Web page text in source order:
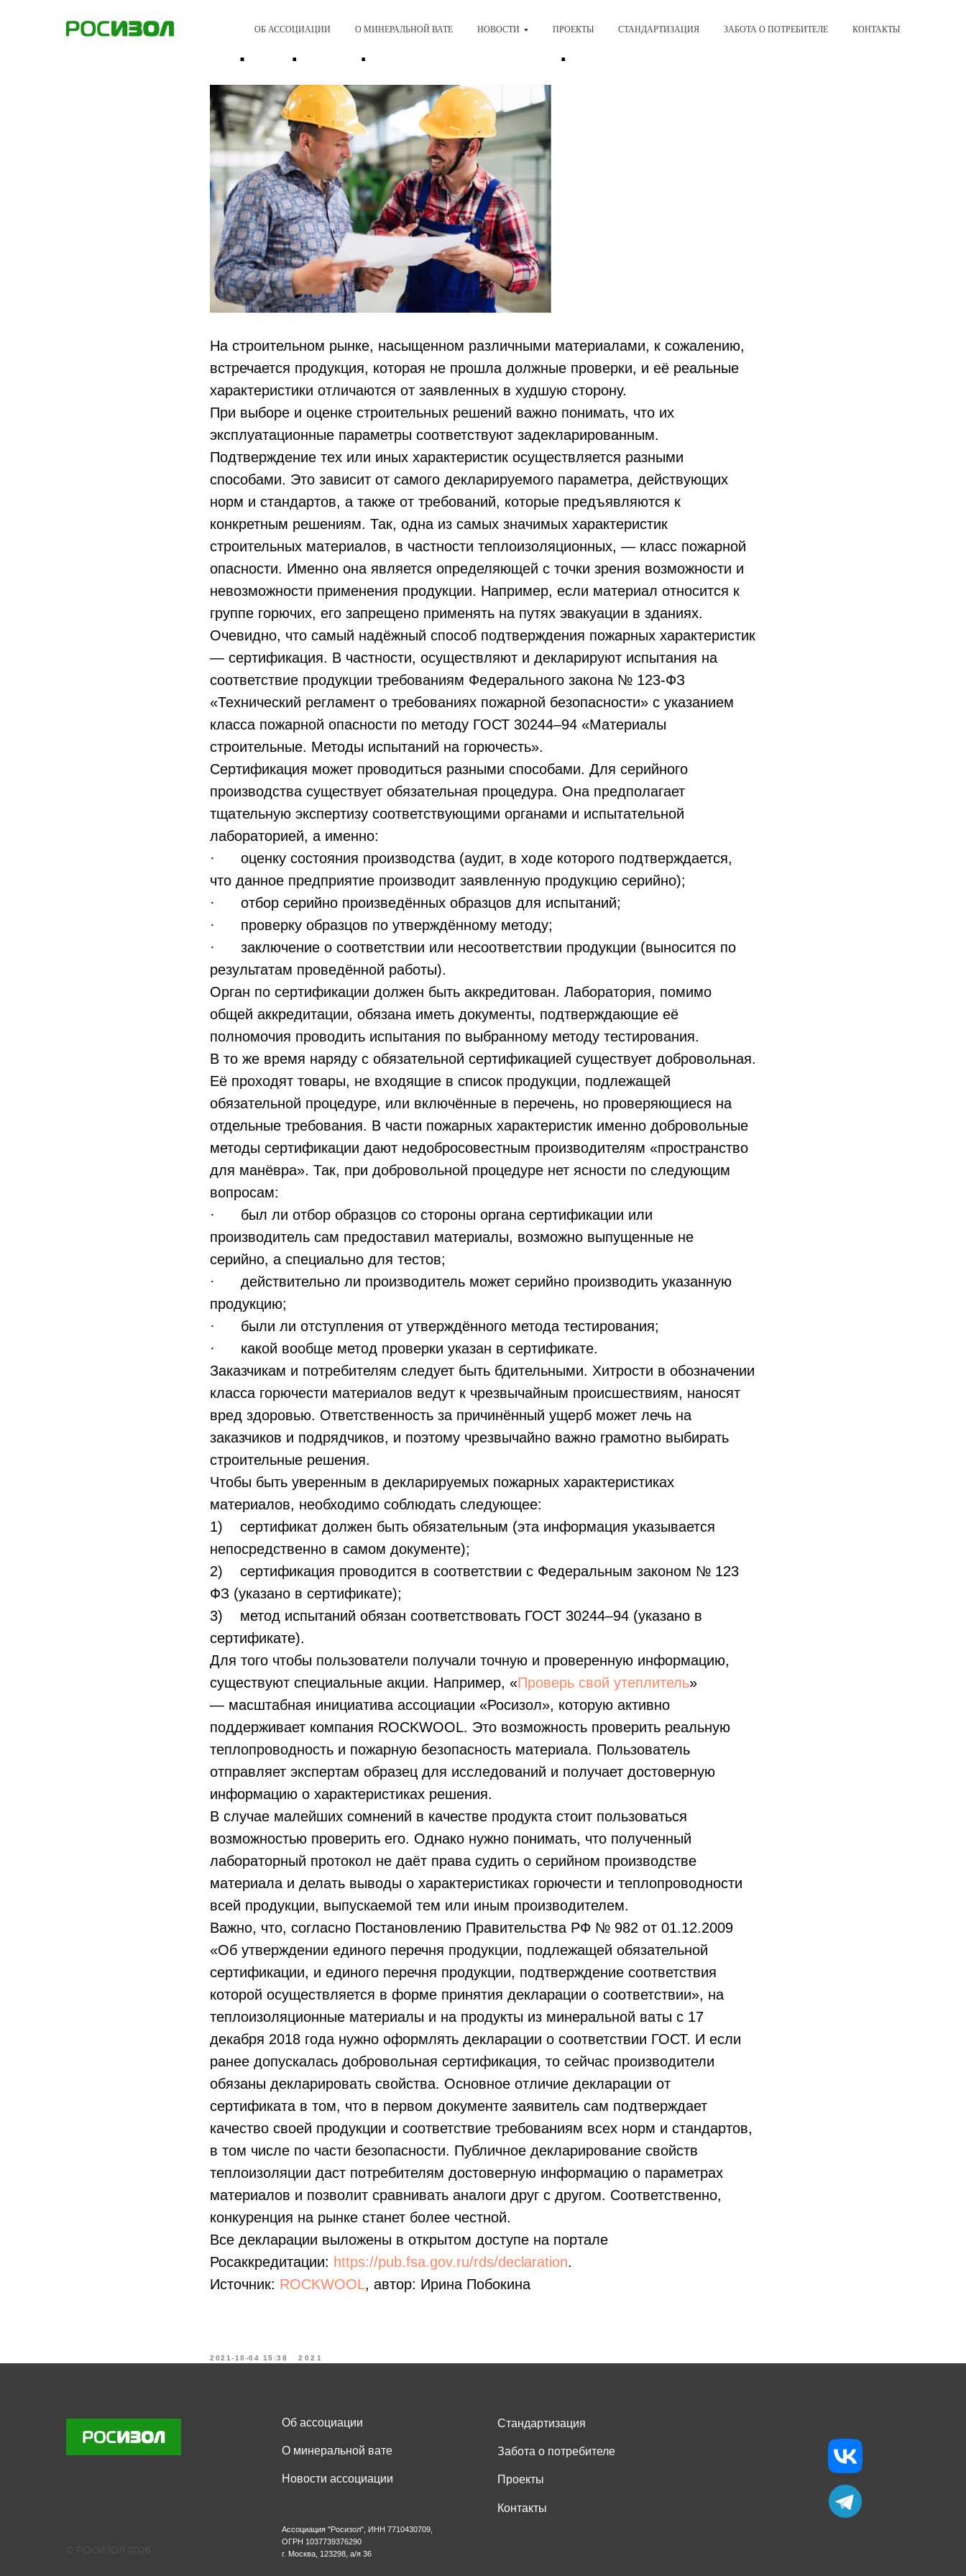
ОБ АССОЦИАЦИИ О МИНЕРАЛЬНОЙ ВАТЕ НОВОСТИ ПРОЕКТЫ СТАНДАРТИЗАЦИЯ ЗАБОТА О ПОТРЕБИТЕЛЕ КОНТАКТЫ
На строительном рынке, насыщенном различными материалами, к сожалению,
встречается продукция, которая не прошла должные проверки, и её реальные
характеристики отличаются от заявленных в худшую сторону.
При выборе и оценке строительных решений важно понимать, что их
эксплуатационные параметры соответствуют задекларированным.
Подтверждение тех или иных характеристик осуществляется разными
способами. Это зависит от самого декларируемого параметра, действующих
норм и стандартов, а также от требований, которые предъявляются к
конкретным решениям. Так, одна из самых значимых характеристик
строительных материалов, в частности теплоизоляционных, — класс пожарной
опасности. Именно она является определяющей с точки зрения возможности и
невозможности применения продукции. Например, если материал относится к
группе горючих, его запрещено применять на путях эвакуации в зданиях.
Очевидно, что самый надёжный способ подтверждения пожарных характеристик
— сертификация. В частности, осуществляют и декларируют испытания на
соответствие продукции требованиям Федерального закона № 123-ФЗ
«Технический регламент о требованиях пожарной безопасности» с указанием
класса пожарной опасности по методу ГОСТ 30244–94 «Материалы
строительные. Методы испытаний на горючесть».
Сертификация может проводиться разными способами. Для серийного
производства существует обязательная процедура. Она предполагает
тщательную экспертизу соответствующими органами и испытательной
лабораторией, а именно:
· оценку состояния производства (аудит, в ходе которого подтверждается,
что данное предприятие производит заявленную продукцию серийно);
· отбор серийно произведённых образцов для испытаний;
· проверку образцов по утверждённому методу;
· заключение о соответствии или несоответствии продукции (выносится по
результатам проведённой работы).
Орган по сертификации должен быть аккредитован. Лаборатория, помимо
общей аккредитации, обязана иметь документы, подтверждающие её
полномочия проводить испытания по выбранному методу тестирования.
В то же время наряду с обязательной сертификацией существует добровольная.
Её проходят товары, не входящие в список продукции, подлежащей
обязательной процедуре, или включённые в перечень, но проверяющиеся на
отдельные требования. В части пожарных характеристик именно добровольные
методы сертификации дают недобросовестным производителям «пространство
для манёвра». Так, при добровольной процедуре нет ясности по следующим
вопросам:
· был ли отбор образцов со стороны органа сертификации или
производитель сам предоставил материалы, возможно выпущенные не
серийно, а специально для тестов;
· действительно ли производитель может серийно производить указанную
продукцию;
· были ли отступления от утверждённого метода тестирования;
· какой вообще метод проверки указан в сертификате.
Заказчикам и потребителям следует быть бдительными. Хитрости в обозначении
класса горючести материалов ведут к чрезвычайным происшествиям, наносят
вред здоровью. Ответственность за причинённый ущерб может лечь на
заказчиков и подрядчиков, и поэтому чрезвычайно важно грамотно выбирать
строительные решения.
Чтобы быть уверенным в декларируемых пожарных характеристиках
материалов, необходимо соблюдать следующее:
1) сертификат должен быть обязательным (эта информация указывается
непосредственно в самом документе);
2) сертификация проводится в соответствии с Федеральным законом № 123
ФЗ (указано в сертификате);
3) метод испытаний обязан соответствовать ГОСТ 30244–94 (указано в
сертификате).
Для того чтобы пользователи получали точную и проверенную информацию,
существуют специальные акции. Например, «Проверь свой утеплитель»
— масштабная инициатива ассоциации «Росизол», которую активно
поддерживает компания ROCKWOOL. Это возможность проверить реальную
теплопроводность и пожарную безопасность материала. Пользователь
отправляет экспертам образец для исследований и получает достоверную
информацию о характеристиках решения.
В случае малейших сомнений в качестве продукта стоит пользоваться
возможностью проверить его. Однако нужно понимать, что полученный
лабораторный протокол не даёт права судить о серийном производстве
материала и делать выводы о характеристиках горючести и теплопроводности
всей продукции, выпускаемой тем или иным производителем.
Важно, что, согласно Постановлению Правительства РФ № 982 от 01.12.2009
«Об утверждении единого перечня продукции, подлежащей обязательной
сертификации, и единого перечня продукции, подтверждение соответствия
которой осуществляется в форме принятия декларации о соответствии», на
теплоизоляционные материалы и на продукты из минеральной ваты с 17
декабря 2018 года нужно оформлять декларации о соответствии ГОСТ. И если
ранее допускалась добровольная сертификация, то сейчас производители
обязаны декларировать свойства. Основное отличие декларации от
сертификата в том, что в первом документе заявитель сам подтверждает
качество своей продукции и соответствие требованиям всех норм и стандартов,
в том числе по части безопасности. Публичное декларирование свойств
теплоизоляции даст потребителям достоверную информацию о параметрах
материалов и позволит сравнивать аналоги друг с другом. Соответственно,
конкуренция на рынке станет более честной.
Все декларации выложены в открытом доступе на портале
Росаккредитации: https://pub.fsa.gov.ru/rds/declaration.
Источник: ROCKWOOL, автор: Ирина Побокина
2021-10-04 15:38 2021
Об ассоциации
О минеральной вате
Новости ассоциации Проекты
Стандартизация
Забота о потребителе
Контакты
Ассоциация "Росизол", ИНН 7710430709,
ОГРН 1037739376290
г. Москва, 123298, а/я 36